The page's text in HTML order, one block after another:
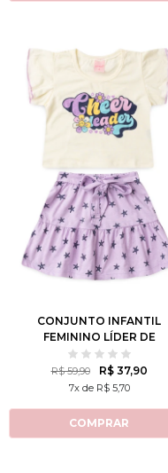
2 3 4 6 8
10 12
CONJUNTO INFANTIL
FEMININO LÍDER DE
TORCIDA
R$ 59,90 R$ 37,90
7x de R$ 5,70
COMPRAR